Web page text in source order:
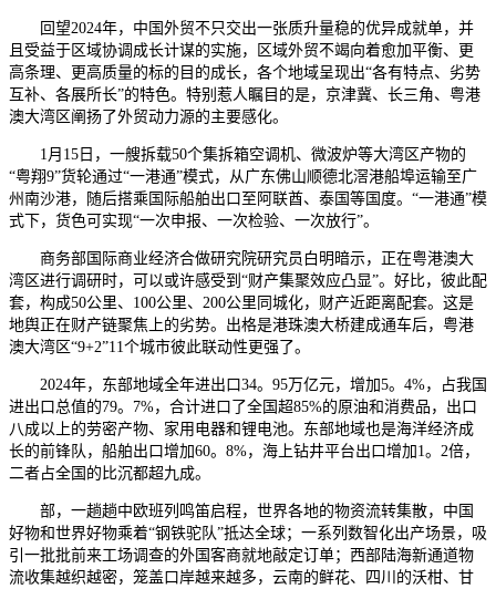
回望2024年，中国外贸不只交出一张质升量稳的优异成就单，并
且受益于区域协调成长计谋的实施，区域外贸不竭向着愈加平衡、更
高条理、更高质量的标的目的成长，各个地域呈现出“各有特点、劣势
互补、各展所长”的特色。特别惹人瞩目的是，京津冀、长三角、粤港
澳大湾区阐扬了外贸动力源的主要感化。
1月15日，一艘拆载50个集拆箱空调机、微波炉等大湾区产物的
“粤翔9”货轮通过“一港通”模式，从广东佛山顺德北滘港船埠运输至广
州南沙港，随后搭乘国际船舶出口至阿联酋、泰国等国度。“一港通”模
式下，货色可实现“一次申报、一次检验、一次放行”。
商务部国际商业经济合做研究院研究员白明暗示，正在粤港澳大
湾区进行调研时，可以或许感受到“财产集聚效应凸显”。好比，彼此配
套，构成50公里、100公里、200公里同城化，财产近距离配套。这是
地舆正在财产链聚焦上的劣势。出格是港珠澳大桥建成通车后，粤港
澳大湾区“9+2”11个城市彼此联动性更强了。
2024年，东部地域全年进出口34。95万亿元，增加5。4%，占我国
进出口总值的79。7%，合计进口了全国超85%的原油和消费品，出口
八成以上的劳密产物、家用电器和锂电池。东部地域也是海洋经济成
长的前锋队，船舶出口增加60。8%，海上钻井平台出口增加1。2倍，
二者占全国的比沉都超九成。
部，一趟趟中欧班列鸣笛启程，世界各地的物资流转集散，中国
好物和世界好物乘着“钢铁驼队”抵达全球；一系列数智化出产场景，吸
引一批批前来工场调查的外国客商就地敲定订单；西部陆海新通道物
流收集越织越密，笼盖口岸越来越多，云南的鲜花、四川的沃柑、甘